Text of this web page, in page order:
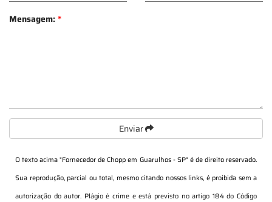
Mensagem:*
Enviar
O texto acima "Fornecedor de Chopp em Guarulhos - SP" é de direito reservado.
Sua reprodução, parcial ou total, mesmo citando nossos links, é proibida sem a
autorização do autor. Plágio é crime e está previsto no artigo 184 do Código